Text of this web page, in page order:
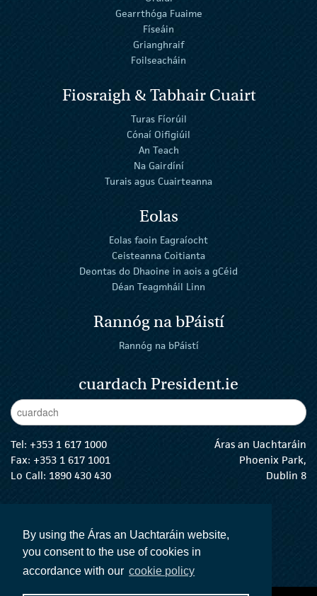
By using the Áras an Uachtaráin website,
you consent to the use of cookies in
accordance with our cookie policy
Gearrthóga Fuaime
Físeáin
Grianghraif
Foilseacháin
Fiosraigh & Tabhair Cuairt
Turas Fíorúil
Cónaí Oifigiúil
An Teach
Na Gairdíní
Turais agus Cuairteanna
Eolas
Eolas faoin Eagraíocht
Ceisteanna Coitianta
Deontas do Dhaoine in aois a gCéid
Déan Teagmháil Linn
Rannóg na bPáistí
Rannóg na bPáistí
cuardach President.ie
Enter Keywords
Tel: +353 1 617 1000
Fax: +353 1 617 1001
Lo Call: 1890 430 430
Áras an Uachtaráin
Phoenix Park,
Dublin 8
An tUachtarán Twitter
An tUachtarán Instagram
An tUachtarán Facebook
An tUachtarán